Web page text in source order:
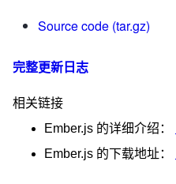
Source code (tar.gz)
完整更新日志
相关链接
Ember.js 的详细介绍：
Ember.js 的下载地址：